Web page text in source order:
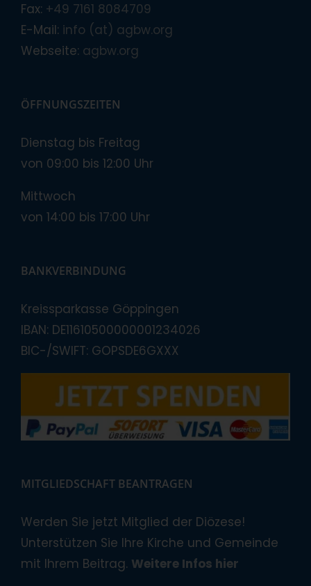
Fax: +49 7161 8084709
E-Mail: info (at) agbw.org
Webseite: agbw.org
ÖFFNUNGSZEITEN
Dienstag bis Freitag
von 09:00 bis 12:00 Uhr
Mittwoch
von 14:00 bis 17:00 Uhr
BANKVERBINDUNG
Kreissparkasse Göppingen
IBAN: DE11610500000001234026
BIC-/SWIFT: GOPSDE6GXXX
MITGLIEDSCHAFT BEANTRAGEN
Werden Sie jetzt Mitglied der Diözese!
Unterstützen Sie Ihre Kirche und Gemeinde
mit Ihrem Beitrag. Weitere Infos hier